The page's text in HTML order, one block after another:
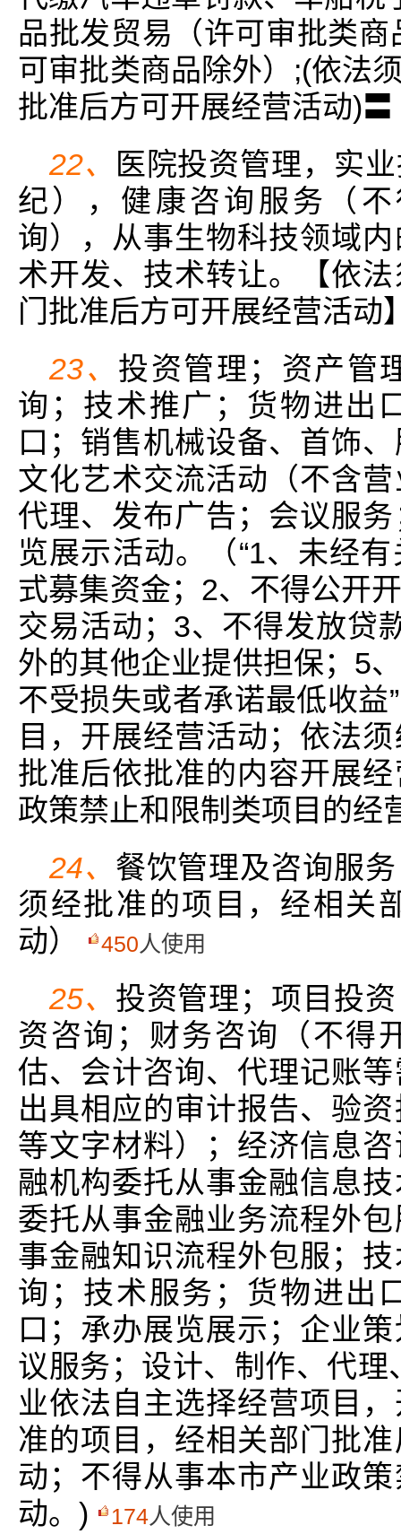
品批发贸易（许可审批类
可审批类商品除外）;(依法
批准后方可开展经营活动)〓
22、
医院投资管理，实
纪），健康咨询服务（
询），从事生物科技领域
术开发、技术转让。【依
门批准后方可开展经营活动
23、 投资管理；资产管
询；技术推广；货物进出
口；销售机械设备、首饰
文化艺术交流活动（不含
代理、发布广告；会议服
览展示活动。（“1、未经
式募集资金；2、不得公开
交易活动；3、不得发放贷
外的其他企业提供担保；5
不受损失或者承诺最低收益
目，开展经营活动；依法
批准后依批准的内容开展
政策禁止和限制类项目的经
24、 餐饮管理及咨询服
须经批准的项目，经相关
动）
450人使用
25、 投资管理；项目投
资咨询；财务咨询（不得
估、会计咨询、代理记账
出具相应的审计报告、验
等文字材料）；经济信息
融机构委托从事金融信息
委托从事金融业务流程外
事金融知识流程外包服；
询；技术服务；货物进出
口；承办展览展示；企业
议服务；设计、制作、代
业依法自主选择经营项目
准的项目，经相关部门批
动；不得从事本市产业政
动。)
174人使用